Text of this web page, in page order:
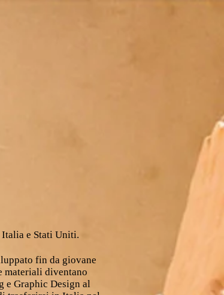
e Stati Uniti.
fin da giovane
materiali diventano
e Graphic Design al